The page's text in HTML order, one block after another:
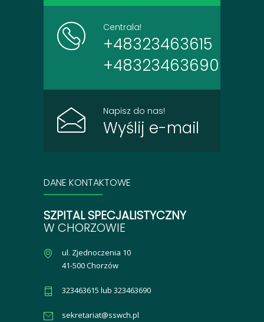
Centrala!
+48323463615
+48323463690
Napisz do nas!
Wyślij e-mail
DANE KONTAKTOWE
SZPITAL SPECJALISTYCZNY
W CHORZOWIE
ul. Zjednoczenia 10
41-500 Chorzów
323463615 lub 323463690
sekretariat@sswch.pl